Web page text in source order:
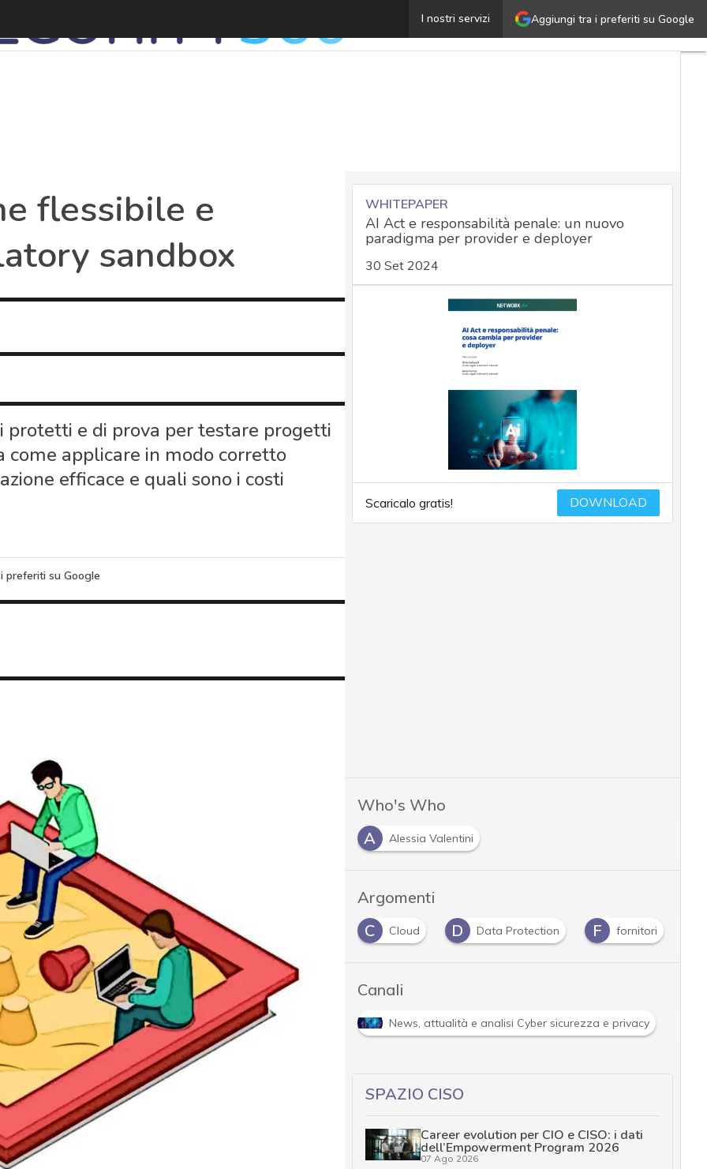
Aggiungi tra i preferiti su Google
I nostri servizi
La regolamentazione flessibile e adattiva nelle
flessibile e
sandbox
e di prova per testare progetti
come applicare in modo corretto
efficace e quali sono i costi
preferiti su Google
WHITEPAPER
AI Act e responsabilità penale: un nuovo
paradigma per provider e deployer
30 Set 2024
Scaricalo gratis! DOWNLOAD
Who's Who
A
Alessia Valentini
Argomenti
C Cloud D Data Protection F fornitori
Canali
Cybersecurity nazionale News, attualità e analisi Cyber sicurezza e privacy
SPAZIO CISO
Career evolution per CIO e CISO: i dati
dell’Empowerment Program 2026
07 Ago 2026